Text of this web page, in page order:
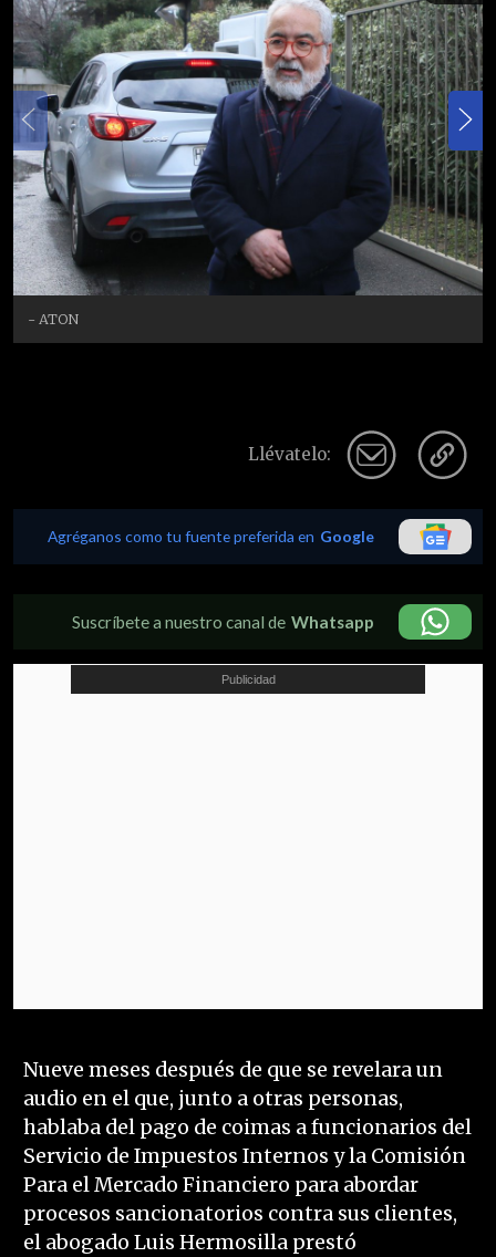
- ATON
Llévatelo:
Agréganos como tu fuente preferida en Google
Suscríbete a nuestro canal de Whatsapp
Nueve meses después de que se revelara un
audio en el que, junto a otras personas,
hablaba del pago de coimas a funcionarios del
Servicio de Impuestos Internos y la Comisión
Para el Mercado Financiero para abordar
procesos sancionatorios contra sus clientes,
el abogado Luis Hermosilla prestó